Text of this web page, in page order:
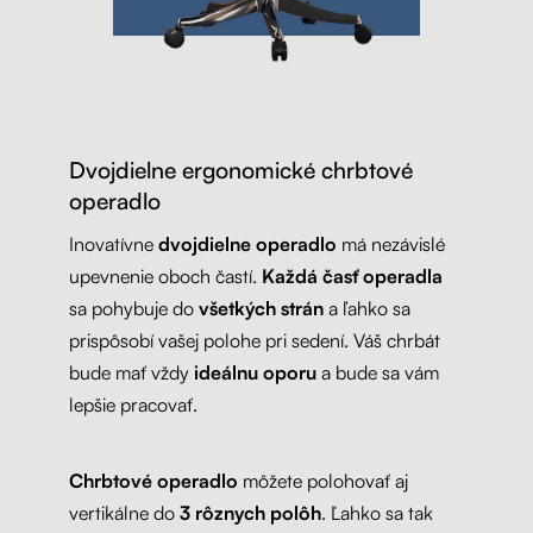
Dvojdielne ergonomické chrbtové
operadlo
Inovatívne dvojdielne operadlo má nezávislé
upevnenie oboch častí. Každá časť operadla
sa pohybuje do všetkých strána ľahko sa
prispôsobí vašej polohe pri sedení. Váš chrbát
bude mať vždy ideálnu oporua bude sa vám
lepšie pracovať.
Chrbtové operadlo môžete polohovať aj
vertikálne do 3 rôznych polôh. Ľahko sa tak